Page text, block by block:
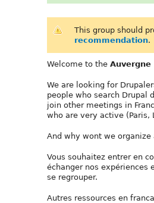
This group should
recommendation.
Welcome to the Auvergne
We are looking for
people who search Drupal
join other meetings in
who are very active (Paris,
And why wont we organize
Vous souhaitez entrer en
échanger nos expériences
se regrouper.
Autres ressources en